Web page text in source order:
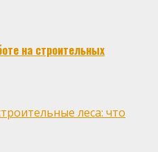
на строительных
леса: что